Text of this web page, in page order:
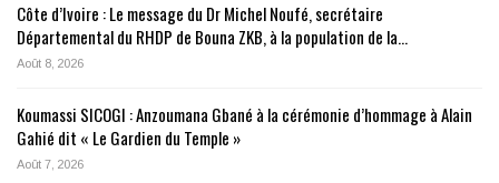
Côte d’Ivoire : Le message du Dr Michel Noufé, secrétaire
Départemental du RHDP de Bouna ZKB, à la population de la…
Août 8, 2026
Koumassi SICOGI : Anzoumana Gbané à la cérémonie d’hommage à Alain
Gahié dit « Le Gardien du Temple »
Août 7, 2026